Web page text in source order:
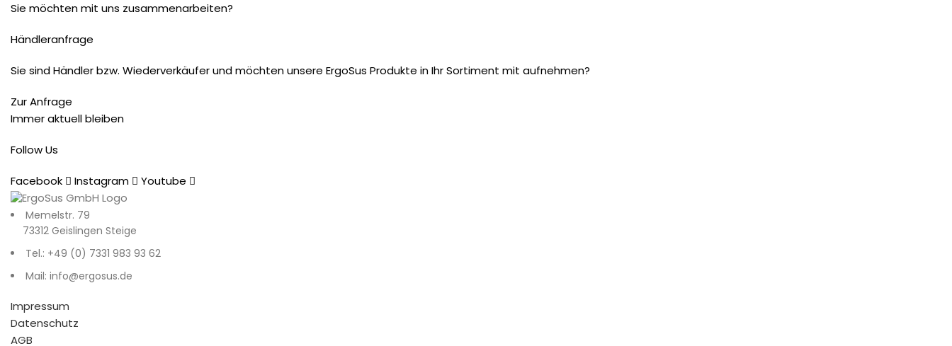
Sie möchten mit uns zusammenarbeiten?
Händleranfrage
Sie sind Händler bzw. Wiederverkäufer und möchten unsere ErgoSus Produkte in Ihr Sortiment mit aufnehmen?
Zur Anfrage
Immer aktuell bleiben
Follow Us
Facebook
Instagram Youtube
Memelstr. 79
73312 Geislingen Steige
Tel.: +49 (0) 7331 983 93 62
Mail: info@ergosus.de
Impressum
Datenschutz
AGB